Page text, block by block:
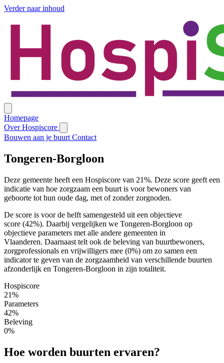
Verder naar inhoud
Homepage
Over Hospiscore
Bouwen aan je buurt Contact
Tongeren-Borgloon
Deze gemeente heeft een Hospiscore van 21%. Deze score geeft een
indicatie van hoe zorgzaam een buurt is voor bewoners van
geboorte tot hun oude dag, met of zonder zorgnoden.
De score is voor de helft samengesteld uit een objectieve
score (42%). Daarbij vergelijken we Tongeren-Borgloon op
objectieve parameters met alle andere gemeenten in
Vlaanderen. Daarnaast telt ook de beleving van buurtbewoners,
zorgprofessionals en vrijwilligers mee (0%) om zo samen een
indicator te geven van de zorgzaamheid van verschillende buurten
afzonderlijk en Tongeren-Borgloon in zijn totaliteit.
Hospiscore
21%
Parameters
42%
Beleving
0%
Hoe worden buurten ervaren?